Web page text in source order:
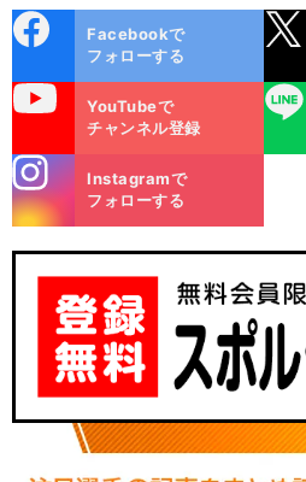
ok
Facebookで
フォローする
YouTubeで
チャンネル登録
LINE
m
Instagramで
フォローする